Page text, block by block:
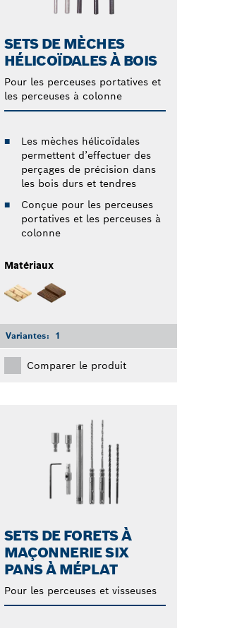
SETS DE MÈCHES
HÉLICOÏDALES À BOIS
Pour les perceuses portatives et
les perceuses à colonne
Les mèches hélicoïdales
permettent d’effectuer des
perçages de précision dans
les bois durs et tendres
Conçue pour les perceuses
portatives et les perceuses à
colonne
Matériaux
Variantes: 1
Comparer le produit
SETS DE FORETS À
MAÇONNERIE SIX
PANS À MÉPLAT
Pour les perceuses et visseuses